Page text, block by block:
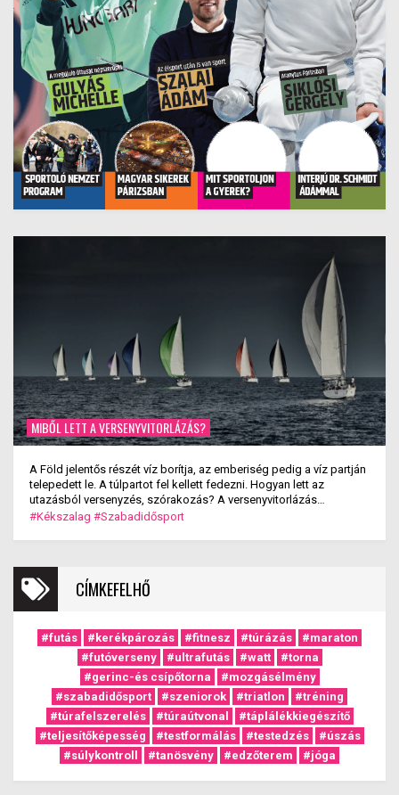
MIBŐL LETT A VERSENYVITORLÁZÁS?
A Föld jelentős részét víz borítja, az emberiség pedig a víz partján
telepedett le. A túlpartot fel kellett fedezni. Hogyan lett az
utazásból versenyzés, szórakozás? A versenyvitorlázás
kialakulása.
#Kékszalag #Szabadidősport
CÍMKEFELHŐ
#futás #kerékpározás #fitnesz #túrázás
#maraton
#futóverseny
#ultrafutás #watt
#torna
#gerinc-és csípőtorna
#mozgásélmény
#szabadidősport
#szeniorok #triatlon
#tréning
#túrafelszerelés
#túraútvonal
#táplálékkiegészítő
#teljesítőképesség
#testformálás #testedzés
#úszás
#súlykontroll
#tanösvény #edzőterem #jóga